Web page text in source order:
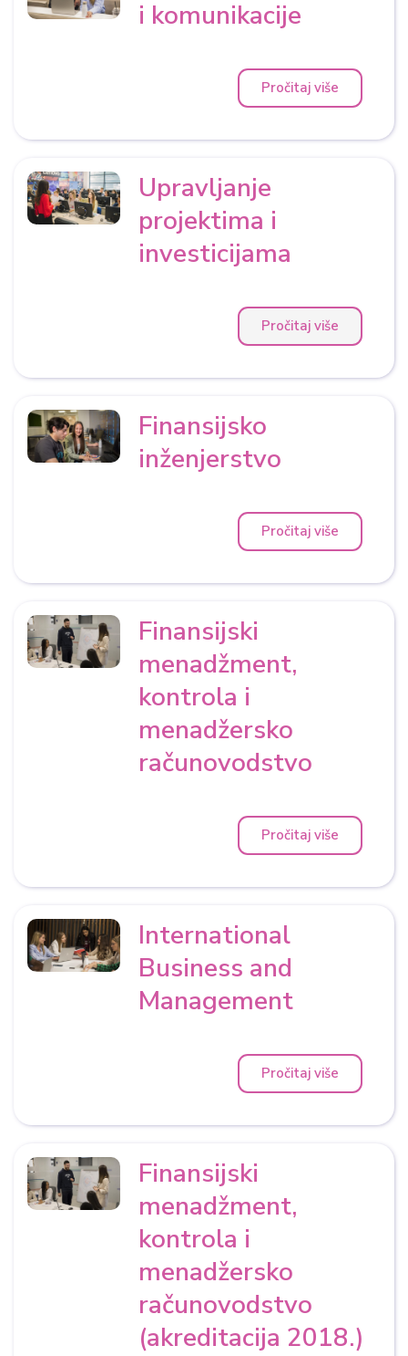
i komunikacije
Pročitaj više
Upravljanje
projektima i
investicijama
Pročitaj više
Finansijsko
inženjerstvo
Pročitaj više
Finansijski
menadžment,
kontrola i
menadžersko
računovodstvo ​
Pročitaj više
International
Business and
Management
Pročitaj više
Finansijski
menadžment,
kontrola i
menadžersko
računovodstvo
(akreditacija 2018.) ​